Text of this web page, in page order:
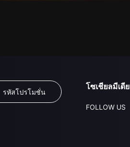
รหัสโปรโมชั่น
โซเชียลมีเดีย
FOLLOW US